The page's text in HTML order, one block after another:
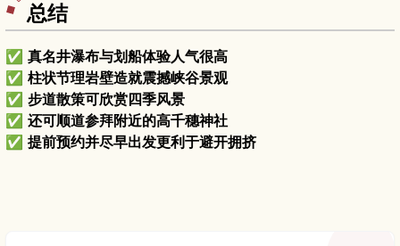
总结
✅ 真名井瀑布与划船体验人气很高
✅ 柱状节理岩壁造就震撼峡谷景观
✅ 步道散策可欣赏四季风景
✅ 还可顺道参拜附近的高千穗神社
✅ 提前预约并尽早出发更利于避开拥挤